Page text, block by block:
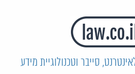
סייבר וטכנולוגיית מידע